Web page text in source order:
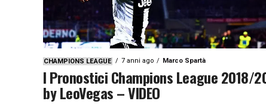
CHAMPIONS LEAGUE 7 anni ago Marco Spartà
I Pronostici Champions League 2018/
by LeoVegas – VIDEO